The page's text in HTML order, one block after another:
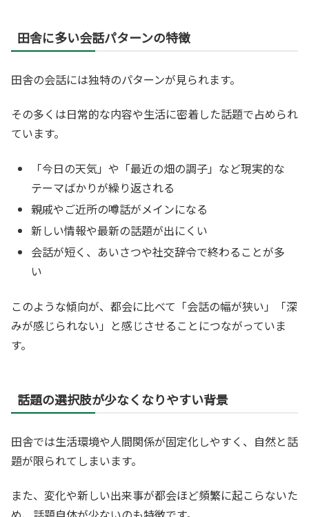
田舎に多い会話パターンの特徴
田舎の会話には独特のパターンが見られます。
その多くは日常的な内容や生活に密着した話題で占められ
ています。
「今日の天気」や「最近の畑の調子」など現実的な
テーマばかりが繰り返される
親戚やご近所の噂話がメインになる
新しい情報や最新の話題が出にくい
会話が短く、あいさつや社交辞令で終わることが多
い
このような傾向が、都会に比べて「会話の幅が狭い」「深
みが感じられない」と感じさせることにつながっていま
す。
話題の選択肢が少なくなりやすい背景
田舎では生活環境や人間関係が固定化しやすく、自然と話
題が限られてしまいます。
また、変化や新しい出来事が都会ほど頻繁に起こらないた